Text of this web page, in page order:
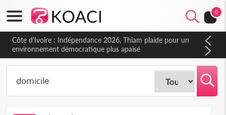
0
Côte d'Ivoire : Indépendance 2026, Thiam plaide pour un
environnement démocratique plus apaisé